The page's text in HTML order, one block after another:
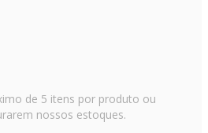
de 5 itens por produto ou
nossos estoques.